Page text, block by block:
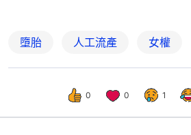
墮胎 人工流產 女權
0 0 1